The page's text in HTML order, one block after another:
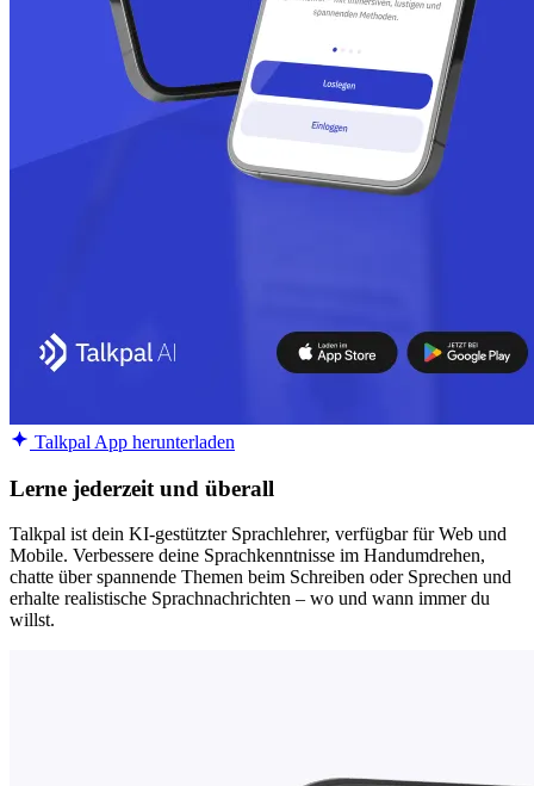
Talkpal App herunterladen
Lerne jederzeit und überall
Talkpal ist dein KI-gestützter Sprachlehrer, verfügbar für Web und
Mobile. Verbessere deine Sprachkenntnisse im Handumdrehen,
chatte über spannende Themen beim Schreiben oder Sprechen und
erhalte realistische Sprachnachrichten – wo und wann immer du
willst.